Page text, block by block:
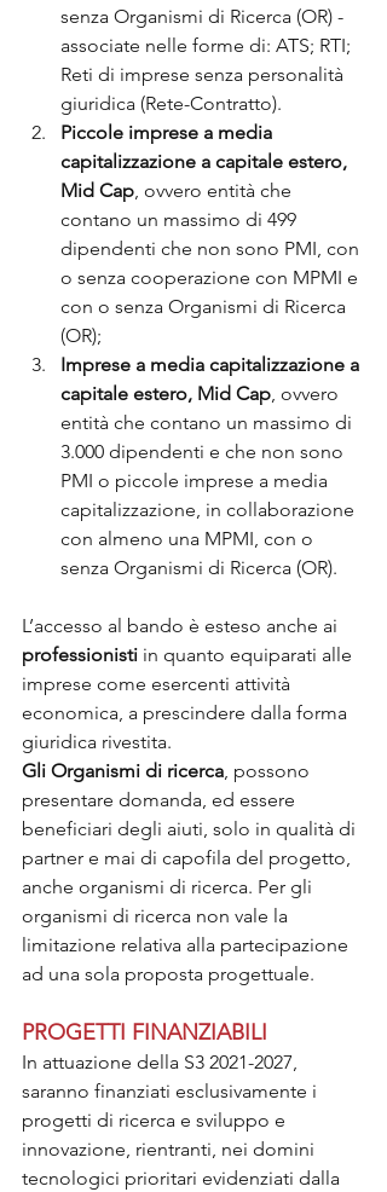
senza Organismi di Ricerca (OR) -
associate nelle forme di: ATS; RTI;
Reti di imprese senza personalità
giuridica (Rete-Contratto).
Piccole imprese a media
capitalizzazione a capitale estero,
Mid Cap , ovvero entità che
contano un massimo di 499
dipendenti che non sono PMI, con
o senza cooperazione con MPMI e
con o senza Organismi di Ricerca
(OR);
Imprese a media capitalizzazione a
capitale estero, Mid Cap , ovvero
entità che contano un massimo di
3.000 dipendenti e che non sono
PMI o piccole imprese a media
capitalizzazione, in collaborazione
con almeno una MPMI, con o
senza Organismi di Ricerca (OR).
L’accesso al bando è esteso anche ai
professionisti in quanto equiparati alle
imprese come esercenti attività
economica, a prescindere dalla forma
giuridica rivestita.
Gli Organismi di ricerca , possono
presentare domanda, ed essere
beneficiari degli aiuti, solo in qualità di
partner e mai di capofila del progetto,
anche organismi di ricerca. Per gli
organismi di ricerca non vale la
limitazione relativa alla partecipazione
ad una sola proposta progettuale.
PROGETTI FINANZIABILI
In attuazione della S3 2021-2027,
saranno finanziati esclusivamente i
progetti di ricerca e sviluppo e
innovazione, rientranti, nei domini
tecnologici prioritari evidenziati dalla